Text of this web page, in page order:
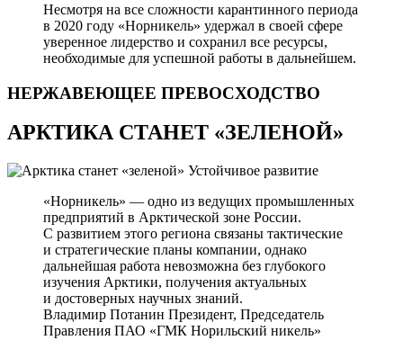
Несмотря на все сложности карантинного периода
в 2020 году «Норникель» удержал в своей сфере
уверенное лидерство и сохранил все ресурсы,
необходимые для успешной работы в дальнейшем.
НЕРЖАВЕЮЩЕЕ ПРЕВОСХОДСТВО
АРКТИКА СТАНЕТ «ЗЕЛЕНОЙ»
Устойчивое развитие
«Норникель» — одно из ведущих промышленных
предприятий в Арктической зоне России.
С развитием этого региона связаны тактические
и стратегические планы компании, однако
дальнейшая работа невозможна без глубокого
изучения Арктики, получения актуальных
и достоверных научных знаний.
Владимир Потанин Президент, Председатель
Правления ПАО «ГМК Норильский никель»